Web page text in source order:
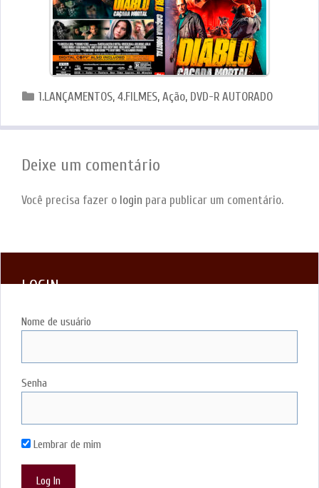
Categorias
1.LANÇAMENTOS,4.FILMES,Ação, DVD-R AUTORADO
Deixe um comentário
Você precisa fazer o login para publicar um comentário.
LOGIN
Nome de usuário
Senha
Lembrar de mim